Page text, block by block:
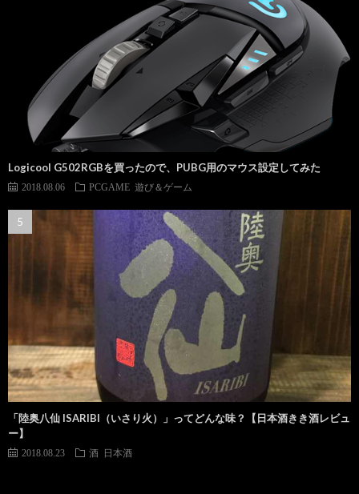
Logicool G502RGBを買ったので、PUBG用のマウス設定してみた
2018.08.06 PCGAME 遊び＆ゲーム
「陸奥八仙 ISARIBI（いさり火）」ってどんな味？【日本酒きき酒レビュ
ー】
2018.08.23 酒 日本酒